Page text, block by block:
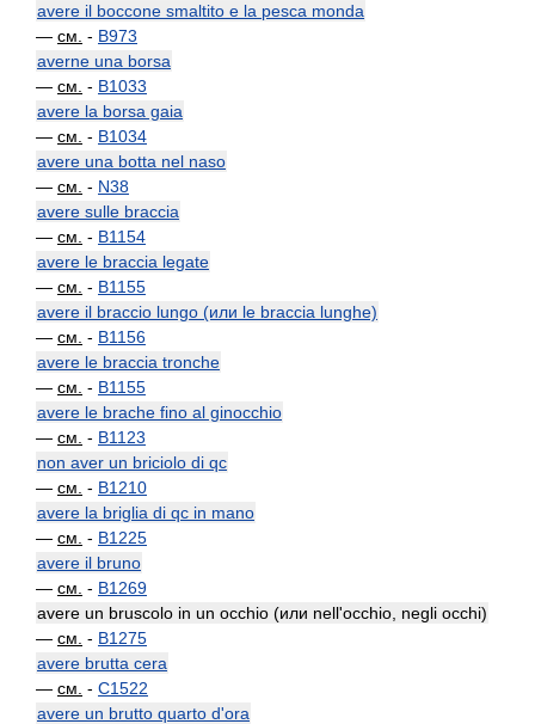
avere il boccone smaltito e la pesca monda
— см. - B973
averne una borsa
— см. - B1033
avere la borsa gaia
— см. - B1034
avere una botta nel naso
— см. - N38
avere sulle braccia
— см. - B1154
avere le braccia legate
— см. - B1155
avere il braccio lungo (или le braccia lunghe)
— см. - B1156
avere le braccia tronche
— см. - B1155
avere le brache fino al ginocchio
— см. - B1123
non aver un briciolo di qc
— см. - B1210
avere la briglia di qc in mano
— см. - B1225
avere il bruno
— см. - B1269
avere un bruscolo in un occhio (или nell'occhio, negli occhi)
— см. - B1275
avere brutta cera
— см. - C1522
avere un brutto quarto d'ora